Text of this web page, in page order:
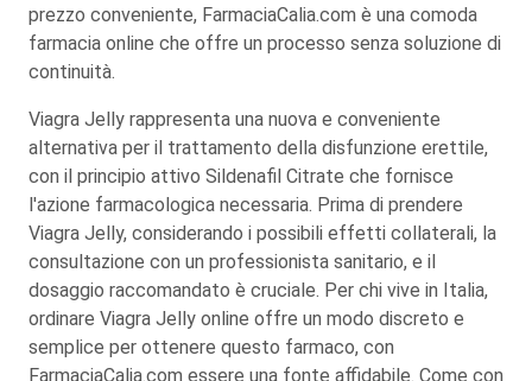
prezzo conveniente, FarmaciaCalia.com è una comoda
farmacia online che offre un processo senza soluzione di
continuità.
Viagra Jelly rappresenta una nuova e conveniente
alternativa per il trattamento della disfunzione erettile,
con il principio attivo Sildenafil Citrate che fornisce
l'azione farmacologica necessaria. Prima di prendere
Viagra Jelly, considerando i possibili effetti collaterali, la
consultazione con un professionista sanitario, e il
dosaggio raccomandato è cruciale. Per chi vive in Italia,
ordinare Viagra Jelly online offre un modo discreto e
semplice per ottenere questo farmaco, con
FarmaciaCalia.com essere una fonte affidabile. Come con